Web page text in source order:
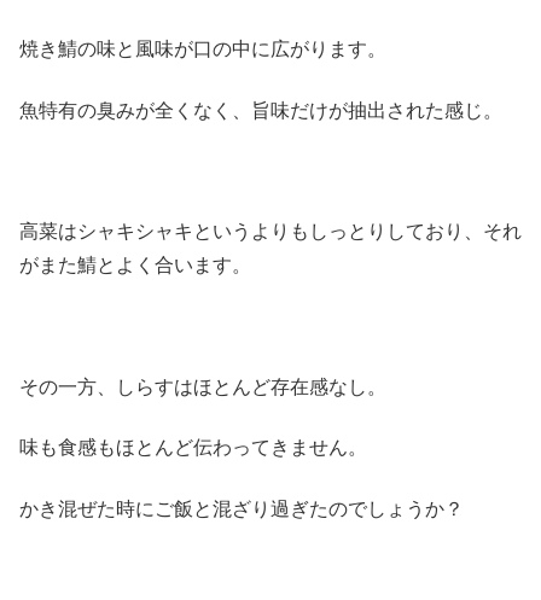
焼き鯖の味と風味が口の中に広がります。
魚特有の臭みが全くなく、旨味だけが抽出された感じ。
高菜はシャキシャキというよりもしっとりしており、それ
がまた鯖とよく合います。
その一方、しらすはほとんど存在感なし。
味も食感もほとんど伝わってきません。
かき混ぜた時にご飯と混ざり過ぎたのでしょうか？